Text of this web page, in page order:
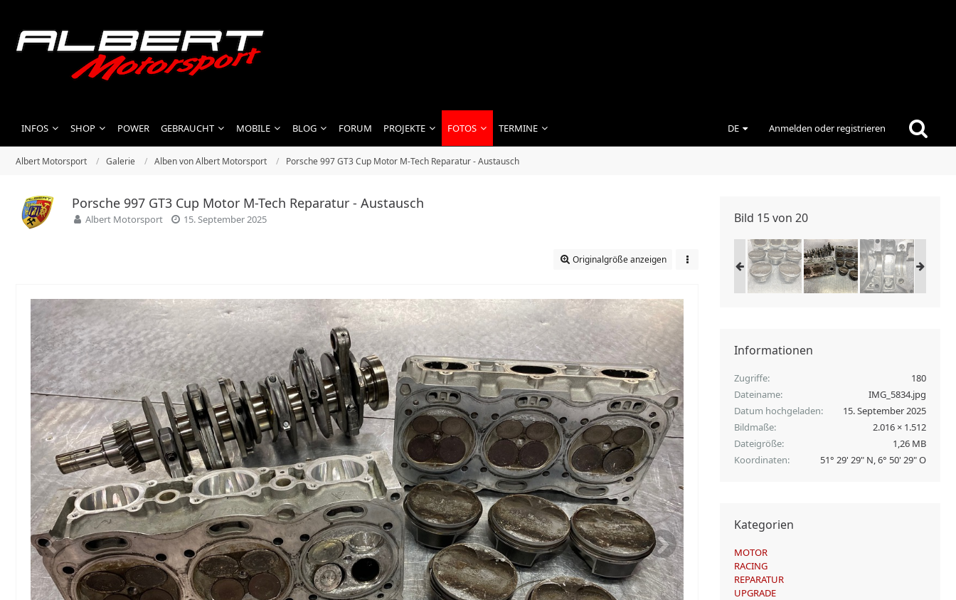
INFOS SHOP POWER GEBRAUCHT MOBILE BLOG FORUM PROJEKTE FOTOS TERMINE DE Anmelden oder registrieren
Albert Motorsport Galerie Alben von Albert Motorsport Porsche 997 GT3 Cup Motor M-Tech Reparatur - Austausch
Porsche 997 GT3 Cup Motor M-Tech Reparatur - Austausch
Albert Motorsport 15. September 2025
Originalgröße anzeigen
Bild 15 von 20
Informationen
Zugriffe
180
Dateiname
IMG_5834.jpg
Datum hochgeladen
15. September 2025
Bildmaße
2.016 × 1.512
Dateigröße
1,26 MB
Koordinaten
51° 29' 29" N, 6° 50' 29" O
Kategorien
MOTOR
RACING
REPARATUR
UPGRADE